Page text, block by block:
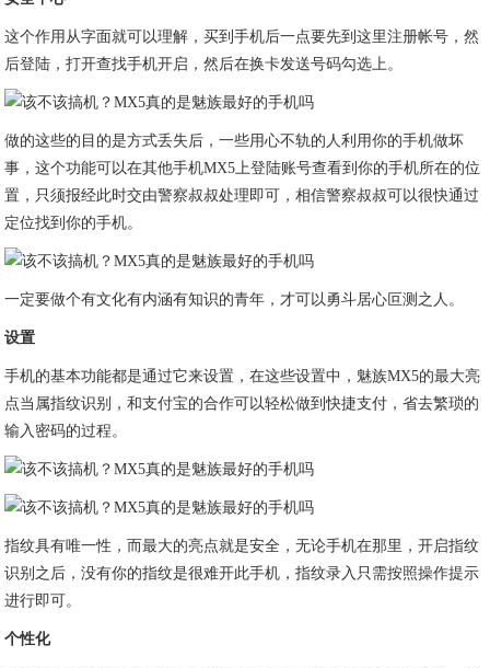
这个作用从字面就可以理解，买到手机后一点要先到这里注册帐号，然
后登陆，打开查找手机开启，然后在换卡发送号码勾选上。
做的这些的目的是方式丢失后，一些用心不轨的人利用你的手机做坏
事，这个功能可以在其他手机MX5上登陆账号查看到你的手机所在的位
置，只须报经此时交由警察叔叔处理即可，相信警察叔叔可以很快通过
定位找到你的手机。
一定要做个有文化有内涵有知识的青年，才可以勇斗居心叵测之人。
设置
手机的基本功能都是通过它来设置，在这些设置中，魅族MX5的最大亮
点当属指纹识别，和支付宝的合作可以轻松做到快捷支付，省去繁琐的
输入密码的过程。
指纹具有唯一性，而最大的亮点就是安全，无论手机在那里，开启指纹
识别之后，没有你的指纹是很难开此手机，指纹录入只需按照操作提示
进行即可。
个性化